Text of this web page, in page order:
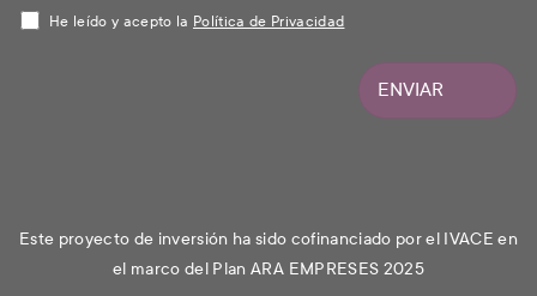
He leído y acepto la Política de Privacidad
ENVIAR
Este proyecto de inversión ha sido cofinanciado por el IVACE en
el marco del Plan ARA EMPRESES 2025